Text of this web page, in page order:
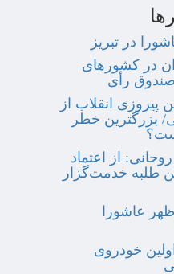
در تبریز
در کشورهای
صندوق رأی
پیروزی انقلاب از
بزرگترین خطر
از اعتماد
طلبه خدمت‌گزار
عاشورا
خودروی